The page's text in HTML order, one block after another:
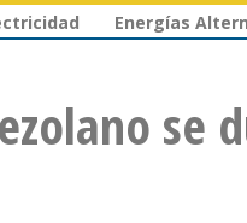
Energías
se